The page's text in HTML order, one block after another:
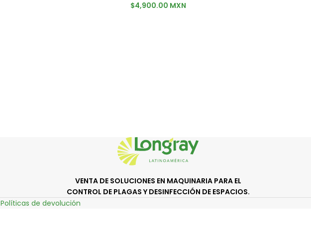
$4,900.00 MXN
VENTA DE SOLUCIONES EN MAQUINARIA PARA EL
CONTROL DE PLAGAS Y DESINFECCIÓN DE ESPACIOS.
Políticas de devolución